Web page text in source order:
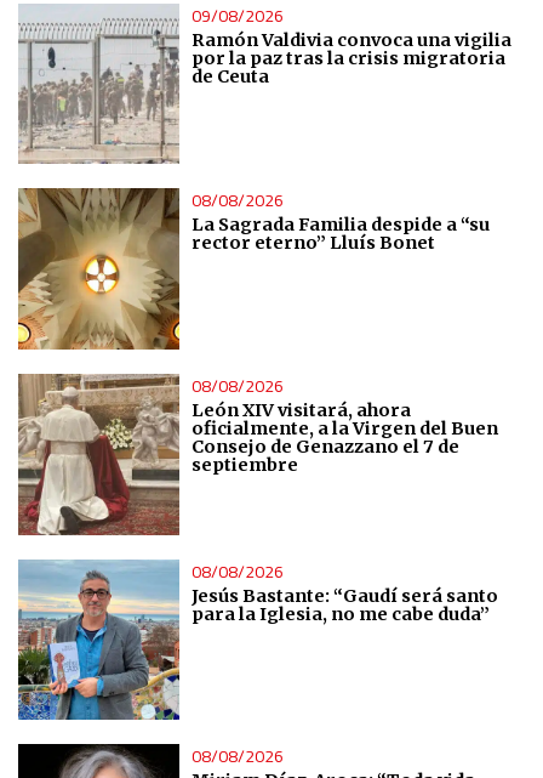
09/08/2026
Ramón Valdivia convoca una vigilia
por la paz tras la crisis migratoria
de Ceuta
08/08/2026
La Sagrada Familia despide a “su
rector eterno” Lluís Bonet
08/08/2026
León XIV visitará, ahora
oficialmente, a la Virgen del Buen
Consejo de Genazzano el 7 de
septiembre
08/08/2026
Jesús Bastante: “Gaudí será santo
para la Iglesia, no me cabe duda”
08/08/2026